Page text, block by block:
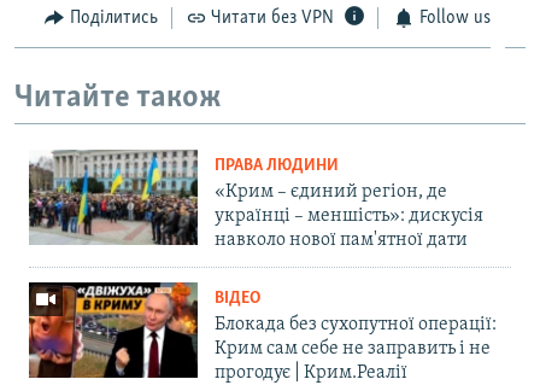
Поділитись Читати без VPN Follow us
Читайте також
ПРАВА ЛЮДИНИ
«Крим – єдиний регіон, де
українці – меншість»: дискусія
навколо нової пам'ятної дати
ВІДЕО
Блокада без сухопутної операції:
Крим сам себе не заправить і не
прогодує | Крим.Реалії